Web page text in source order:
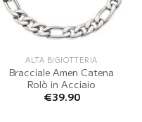
ALTA BIGIOTTERIA
Bracciale Amen Catena
Rolò in Acciaio
€39.90